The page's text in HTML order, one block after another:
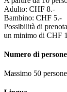
Adulto: CHF 8.-
Bambino: CHF 5.-
Possibilità di
un minimo di CHF
Numero di persone
Massimo 50 persone